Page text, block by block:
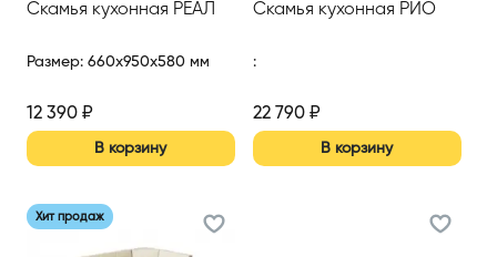
Скамья кухонная РЕАЛ
Размер: 660x950x580 мм
12 390 ₽
В корзину
Скамья кухонная РИО
:
22 790₽
В корзину
Хит продаж